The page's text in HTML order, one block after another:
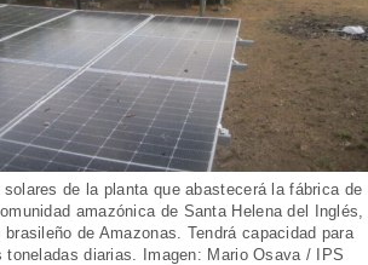
solares de la planta que abastecerá la fábrica de
amazónica de Santa Helena del Inglés,
de Amazonas. Tendrá capacidad para
toneladas diarias. Imagen: Mario Osava / IPS